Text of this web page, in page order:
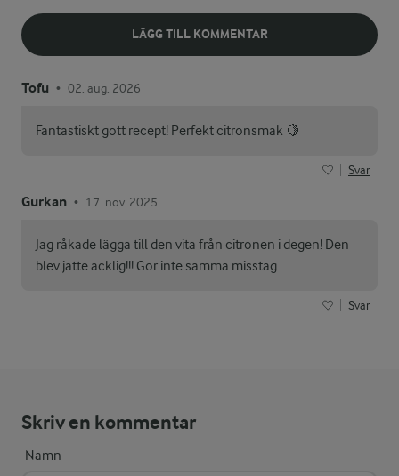
LÄGG TILL KOMMENTAR
Tofu • 02. aug. 2026
Fantastiskt gott recept! Perfekt citronsmak 🍋
Svar
Gurkan • 17. nov. 2025
Jag råkade lägga till den vita från citronen i degen! Den
blev jätte äcklig!!! Gör inte samma misstag.
Svar
Skriv en kommentar
Namn